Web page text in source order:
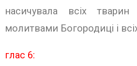
насичувала всіх тварин
молитвами Богородиці і
глас 6: